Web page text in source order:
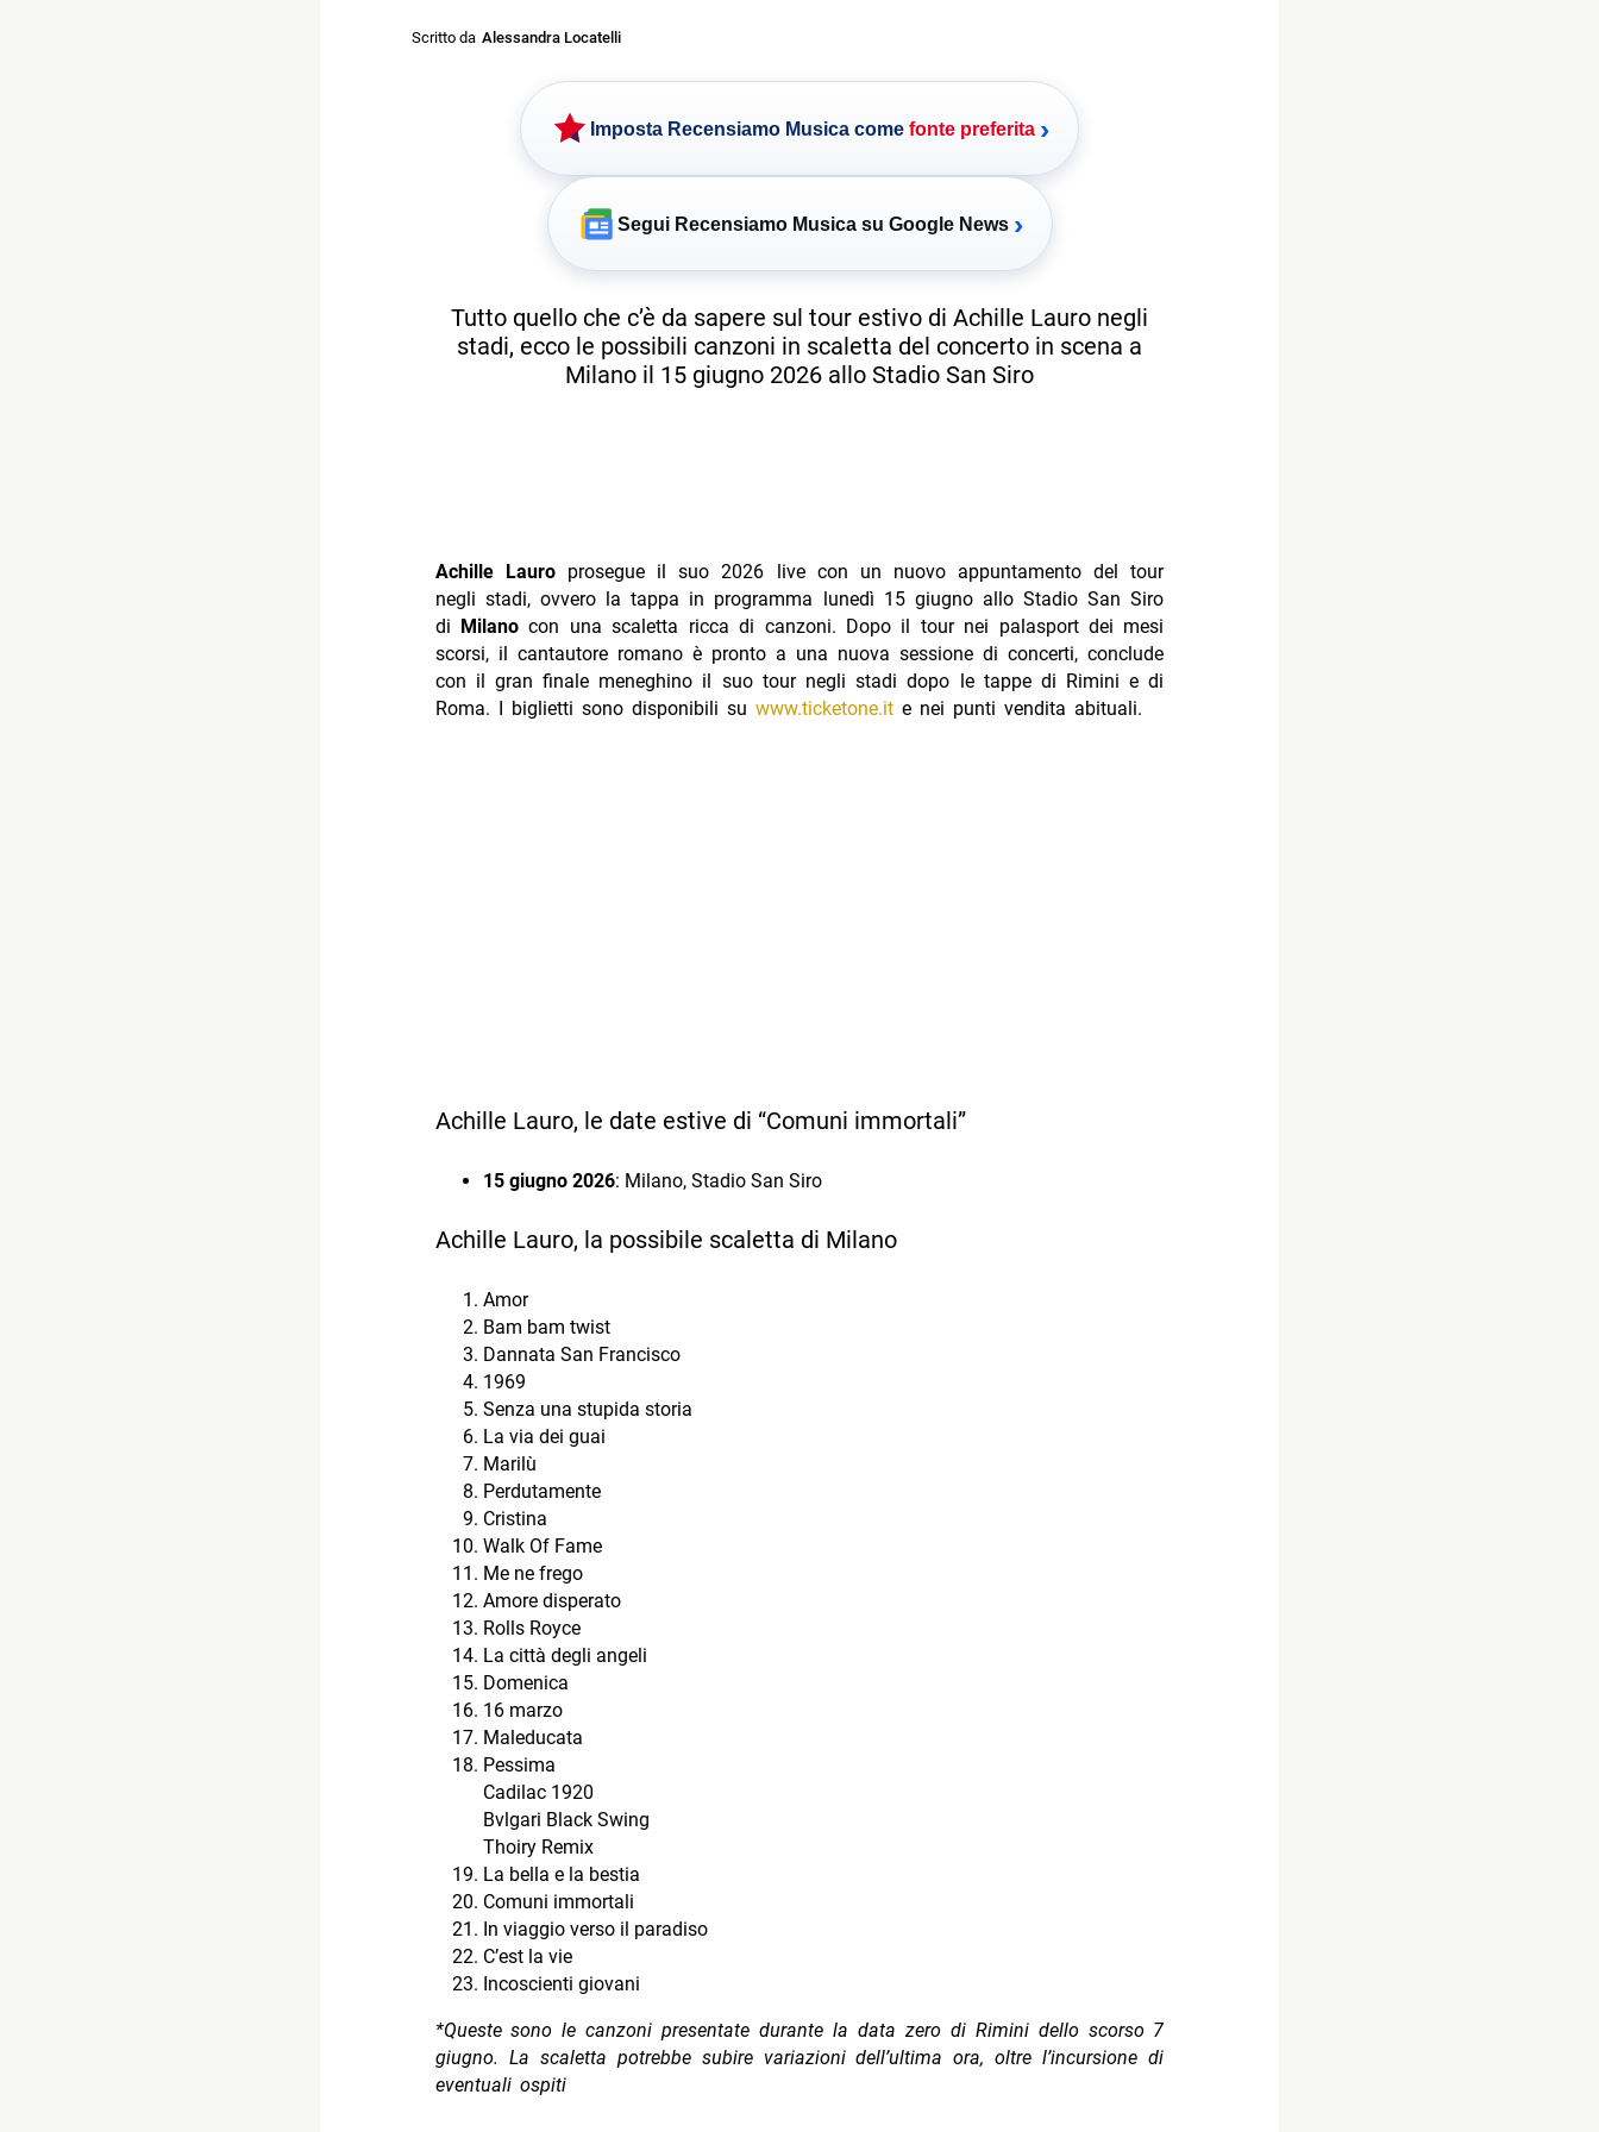
Scritto da Alessandra Locatelli
Imposta Recensiamo Musica come fonte preferita ›
Segui Recensiamo Musica su Google News ›
Tutto quello che c’è da sapere sul tour estivo di Achille Lauro negli
stadi, ecco le possibili canzoni in scaletta del concerto in scena a
Milano il 15 giugno 2026 allo Stadio San Siro
Achille Lauroprosegue il suo 2026 live con un nuovo appuntamento del tour
negli stadi, ovvero la tappa in programma lunedì 15 giugno allo Stadio San Siro
di
Milanocon una scaletta ricca di canzoni. Dopo il tour nei palasport dei mesi
scorsi, il cantautore romano è pronto a una nuova sessione di concerti, conclude
con il gran finale meneghino il suo tour negli stadi dopo le tappe di Rimini e di
Roma. I biglietti sono disponibili su www.ticketone.ite nei punti vendita abituali.
Achille Lauro, le date estive di “Comuni immortali”
15 giugno 2026: Milano, Stadio San Siro
Achille Lauro, la possibile scaletta di Milano
Amor
Bam bam twist
Dannata San Francisco
1969
Senza una stupida storia
La via dei guai
Marilù
Perdutamente
Cristina
Walk Of Fame
Me ne frego
Amore disperato
Rolls Royce
La città degli angeli
Domenica
16 marzo
Maleducata
Pessima
Cadilac 1920
Bvlgari Black Swing
Thoiry Remix
La bella e la bestia
Comuni immortali
In viaggio verso il paradiso
C’est la vie
Incoscienti giovani
*Queste sono le canzoni presentate durante la data zero di Rimini dello scorso 7
giugno. La scaletta potrebbe subire variazioni dell’ultima ora, oltre l’incursione di
eventuali ospiti